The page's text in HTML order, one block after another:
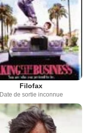
Filofax
Date de sortie inconnue